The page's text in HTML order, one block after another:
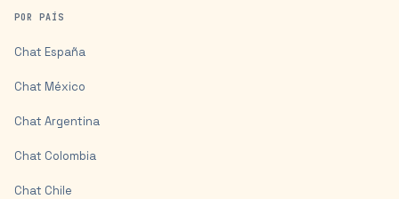
POR PAÍS
Chat España
Chat México
Chat Argentina
Chat Colombia
Chat Chile